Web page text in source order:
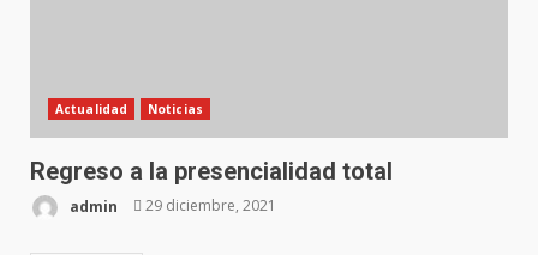
Actualidad Noticias
Regreso a la presencialidad total
admin 29 diciembre, 2021